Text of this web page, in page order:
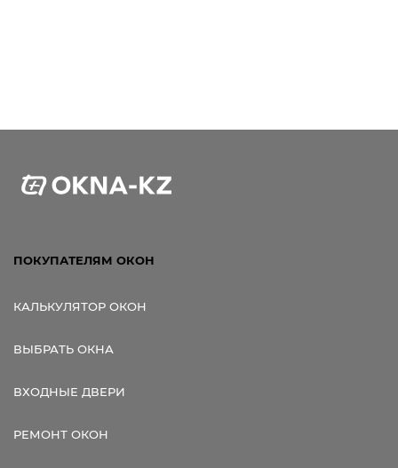
ПОКУПАТЕЛЯМ ОКОН
КАЛЬКУЛЯТОР ОКОН
ВЫБРАТЬ ОКНА
ВХОДНЫЕ ДВЕРИ
РЕМОНТ ОКОН